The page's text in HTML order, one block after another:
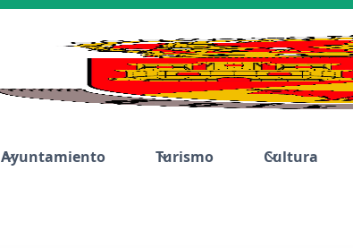
Ayuntamiento Turismo Cultura